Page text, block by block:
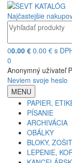
Najčastejšie
00.00 € 0.00 € s
0
Anonymný užívateľ
Neviem svoje heslo
MENU
PAPIER,
PÍSANIE
ARCHIVÁCIA
OBÁLKY
BLOKY,
LEPENIE,